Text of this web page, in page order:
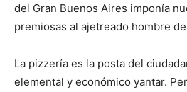
del Gran Buenos Aires imponía
premiosas al ajetreado hombre
La pizzería es la posta del
elemental y económico yantar.